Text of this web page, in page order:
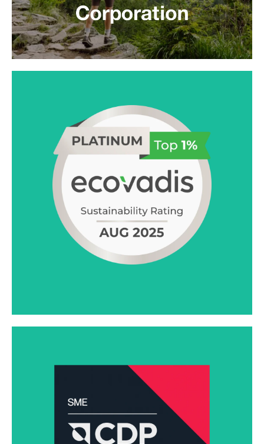
连续第四年获得 EcoVadis 白金奖，跻身全球前 1%的公司
行列，反映了我们在可持续发展方面的卓越管理和领先治
了解更多信息
2050 年实现净零排放目标，并在 2024 年的 CDP（碳信息
披露项目）中获得 B 级评级，这是中小企业的最高评级，
反映了我们对应对气候变化和适应去碳化经济的承诺。